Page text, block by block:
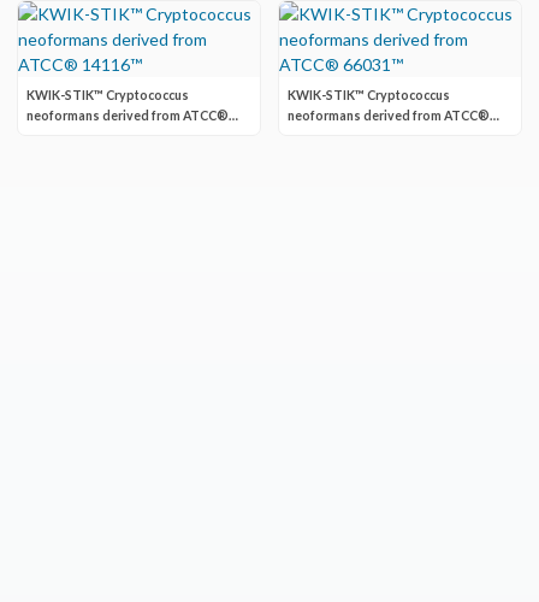
KWIK-STIK™ Cryptococcus
neoformans derived from ATCC®
KWIK-STIK™ Cryptococcus
neoformans derived from ATCC®